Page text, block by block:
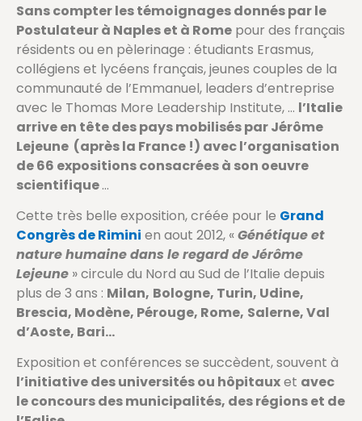
Sans compter les témoignages donnés par le
Postulateur à Naples et à Rome pour des français
résidents ou en pèlerinage : étudiants Erasmus,
collégiens et lycéens français, jeunes couples de la
communauté de l’Emmanuel, leaders d’entreprise
avec le Thomas More Leadership Institute, … l’Italie
arrive en tête des pays mobilisés par Jérôme
Lejeune (après la France !) avec l’organisation
de 66 expositions consacrées à son oeuvre
scientifique…
Cette très belle exposition, créée pour le Grand
Congrès de Rimini en aout 2012, «Génétique et
nature humaine dans le regard de Jérôme
Lejeune » circule du Nord au Sud de l’Italie depuis
plus de 3 ans : Milan, Bologne, Turin, Udine,
Brescia, Modène, Pérouge, Rome, Salerne, Val
d’Aoste, Bari…
Exposition et conférences se succèdent, souvent à
l’initiative des universités ou hôpitauxet avec
le concours des municipalités, des régions et de